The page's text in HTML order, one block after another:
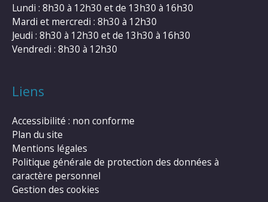
Lundi : 8h30 à 12h30 et de 13h30 à 16h30
Mardi et mercredi : 8h30 à 12h30
Jeudi : 8h30 à 12h30 et de 13h30 à 16h30
Vendredi : 8h30 à 12h30
Liens
Accessibilité : non conforme
Plan du site
Mentions légales
Politique générale de protection des données à
caractère personnel
Gestion des cookies